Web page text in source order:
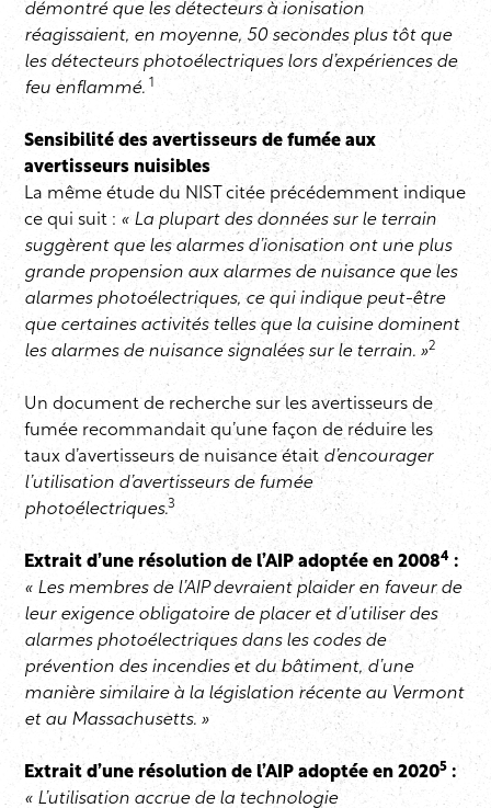
démontré que les détecteurs à ionisation
réagissaient, en moyenne, 50 secondes plus tôt que
les détecteurs photoélectriques lors d’expériences de
feu enflammé. 1
Sensibilité des avertisseurs de fumée aux
avertisseurs nuisibles
La même étude du NIST citée précédemment indique
ce qui suit : « La plupart des données sur le terrain
suggèrent que les alarmes d’ionisation ont une plus
grande propension aux alarmes de nuisance que les
alarmes photoélectriques, ce qui indique peut-être
que certaines activités telles que la cuisine dominent
les alarmes de nuisance signalées sur le terrain. »2
Un document de recherche sur les avertisseurs de
fumée recommandait qu’une façon de réduire les
taux d’avertisseurs de nuisance était d’encourager
l’utilisation d’avertisseurs de fumée
photoélectriques.3
Extrait d’une résolution de l’AIP adoptée en 20084 :
« Les membres de l’AIP devraient plaider en faveur de
leur exigence obligatoire de placer et d’utiliser des
alarmes photoélectriques dans les codes de
prévention des incendies et du bâtiment, d’une
manière similaire à la législation récente au Vermont
et au Massachusetts. »
Extrait d’une résolution de l’AIP adoptée en 20205 :
« L’utilisation accrue de la technologie